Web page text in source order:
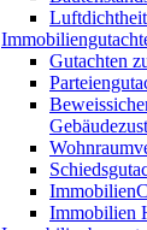
Gutachten
Immobilien